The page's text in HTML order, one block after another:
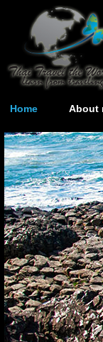
Home About